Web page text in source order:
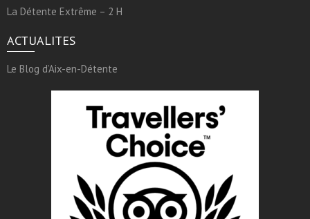
La Détente Extrême – 2 H
ACTUALITES
Le Blog d’Aix-en-Détente